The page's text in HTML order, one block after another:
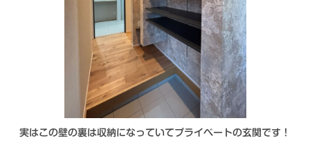
実はこの壁の裏は収納になっていてプライベートの玄関です！